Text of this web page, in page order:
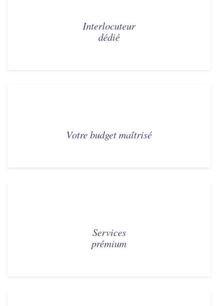
Interlocuteur
dédié
Votre budget maîtrisé
Services
prémium